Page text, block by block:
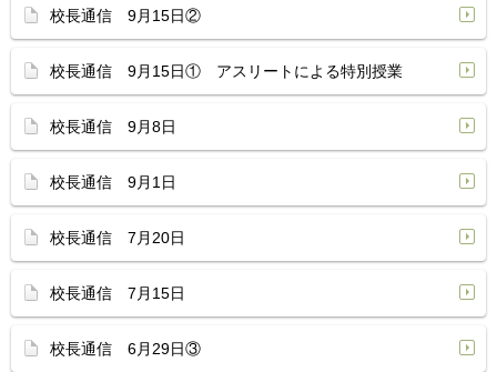
校長通信 9月15日②
校長通信 9月15日① アスリートによる特別授業
校長通信 9月8日
校長通信 9月1日
校長通信 7月20日
校長通信 7月15日
校長通信 6月29日③